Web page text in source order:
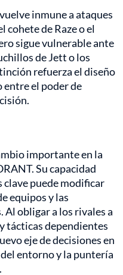
inmune a ataques
cohete de Raze o el
sigue vulnerable ante
de Jett o los
refuerza el diseño
el poder de
importante en la
Su capacidad
puede modificar
equipos y las
Al obligar a los rivales a
tácticas dependientes
eje de decisiones en
entorno y la puntería